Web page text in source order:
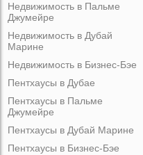
Недвижимость в Пальме
Джумейре
Недвижимость в Дубай
Марине
Недвижимость в Бизнес-Бэе
Пентхаусы в Дубае
Пентхаусы в Пальме
Джумейре
Пентхаусы в Дубай Марине
Пентхаусы в Бизнес-Бэе